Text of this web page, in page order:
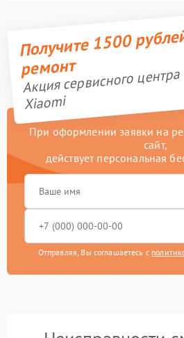
Получите 1500
ремонт
Акция сервисного центра
Xiaomi
При оформлении заявки на
сайт,
действует персональная
Отправляя, Вы соглашаетесь с